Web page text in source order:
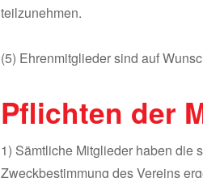
teilzunehmen.
(5) Ehrenmitglieder sind auf
Pflichten der
1) Sämtliche Mitglieder haben die
Zweckbestimmung des Vereins